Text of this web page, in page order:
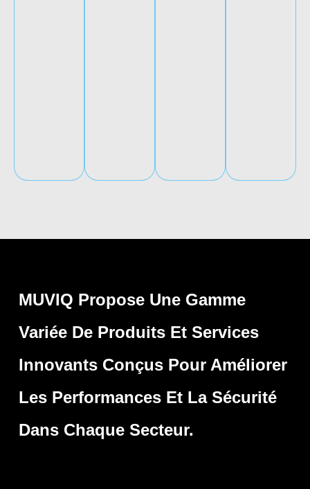
MUVIQ Propose Une Gamme
Variée De Produits Et Services
Innovants Conçus Pour Améliorer
Les Performances Et La Sécurité
Dans Chaque Secteur.